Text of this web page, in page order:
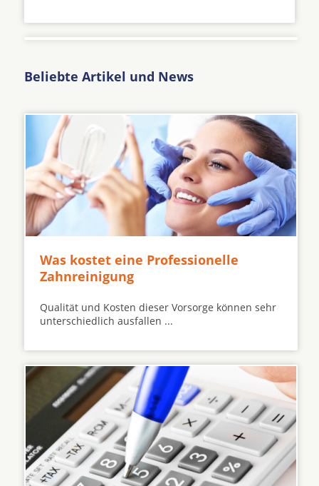
Beliebte Artikel und News
Was kostet eine Professionelle
Zahnreinigung
Qualität und Kosten dieser Vorsorge können sehr
unterschiedlich ausfallen ...